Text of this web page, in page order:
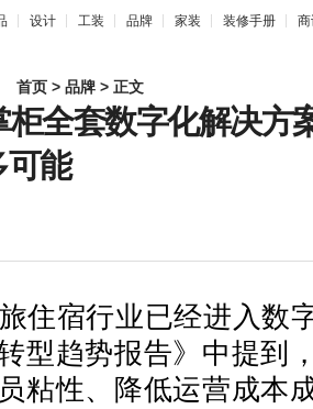
设计 工装 品牌 家装 装修手册
首页 > 品牌 > 正文
柜全套数字化解决方
可能
宿行业已经进入数
型趋势报告》中提到
粘性、降低运营成本